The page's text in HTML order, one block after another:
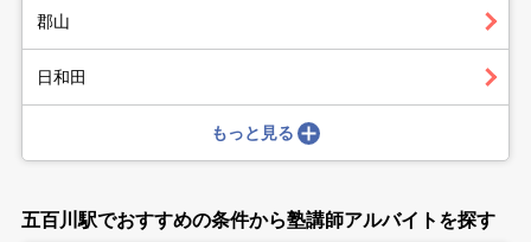
郡山
日和田
もっと見る
五百川駅でおすすめの条件から塾講師アルバイトを探す